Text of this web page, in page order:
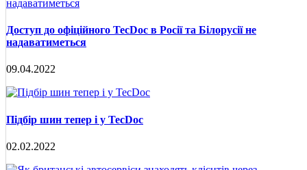
Доступ до офіційного TecDoc в Росії та Білорусії не
надаватиметься
09.04.2022
Підбір шин тепер і у TecDoc
02.02.2022